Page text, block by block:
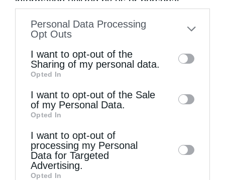
to your opt-out. You may separately opt-out
information by third parties on the IAB’s list
of downstream participants. This
information may also be disclosed by us to
third parties on theIAB’s List of
Downstream Participants
disclose it to other third parties.
Personal Data Processing
Opt Outs
I want to opt-out of the
Sharing of my personal data.
Opted In
I want to opt-out of the Sale
of my Personal Data.
Opted In
I want to opt-out of
processing my Personal
Data for Targeted
Advertising.
Opted In